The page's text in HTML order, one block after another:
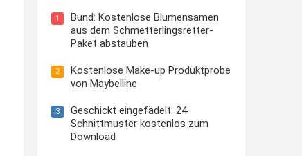
1
Bund: Kostenlose Blumensamen
aus dem Schmetterlingsretter-
Paket abstauben
2
Kostenlose Make-up Produktprobe
von Maybelline
3
Geschickt eingefädelt: 24
Schnittmuster kostenlos zum
Download